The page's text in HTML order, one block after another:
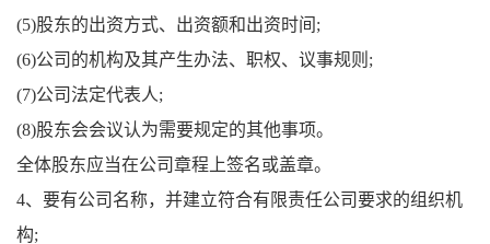
(5)股东的出资方式、出资额和出资时间;
(6)公司的机构及其产生办法、职权、议事规则;
(7)公司法定代表人;
(8)股东会会议认为需要规定的其他事项。
全体股东应当在公司章程上签名或盖章。
4、要有公司名称，并建立符合有限责任公司要求的组织机
构;